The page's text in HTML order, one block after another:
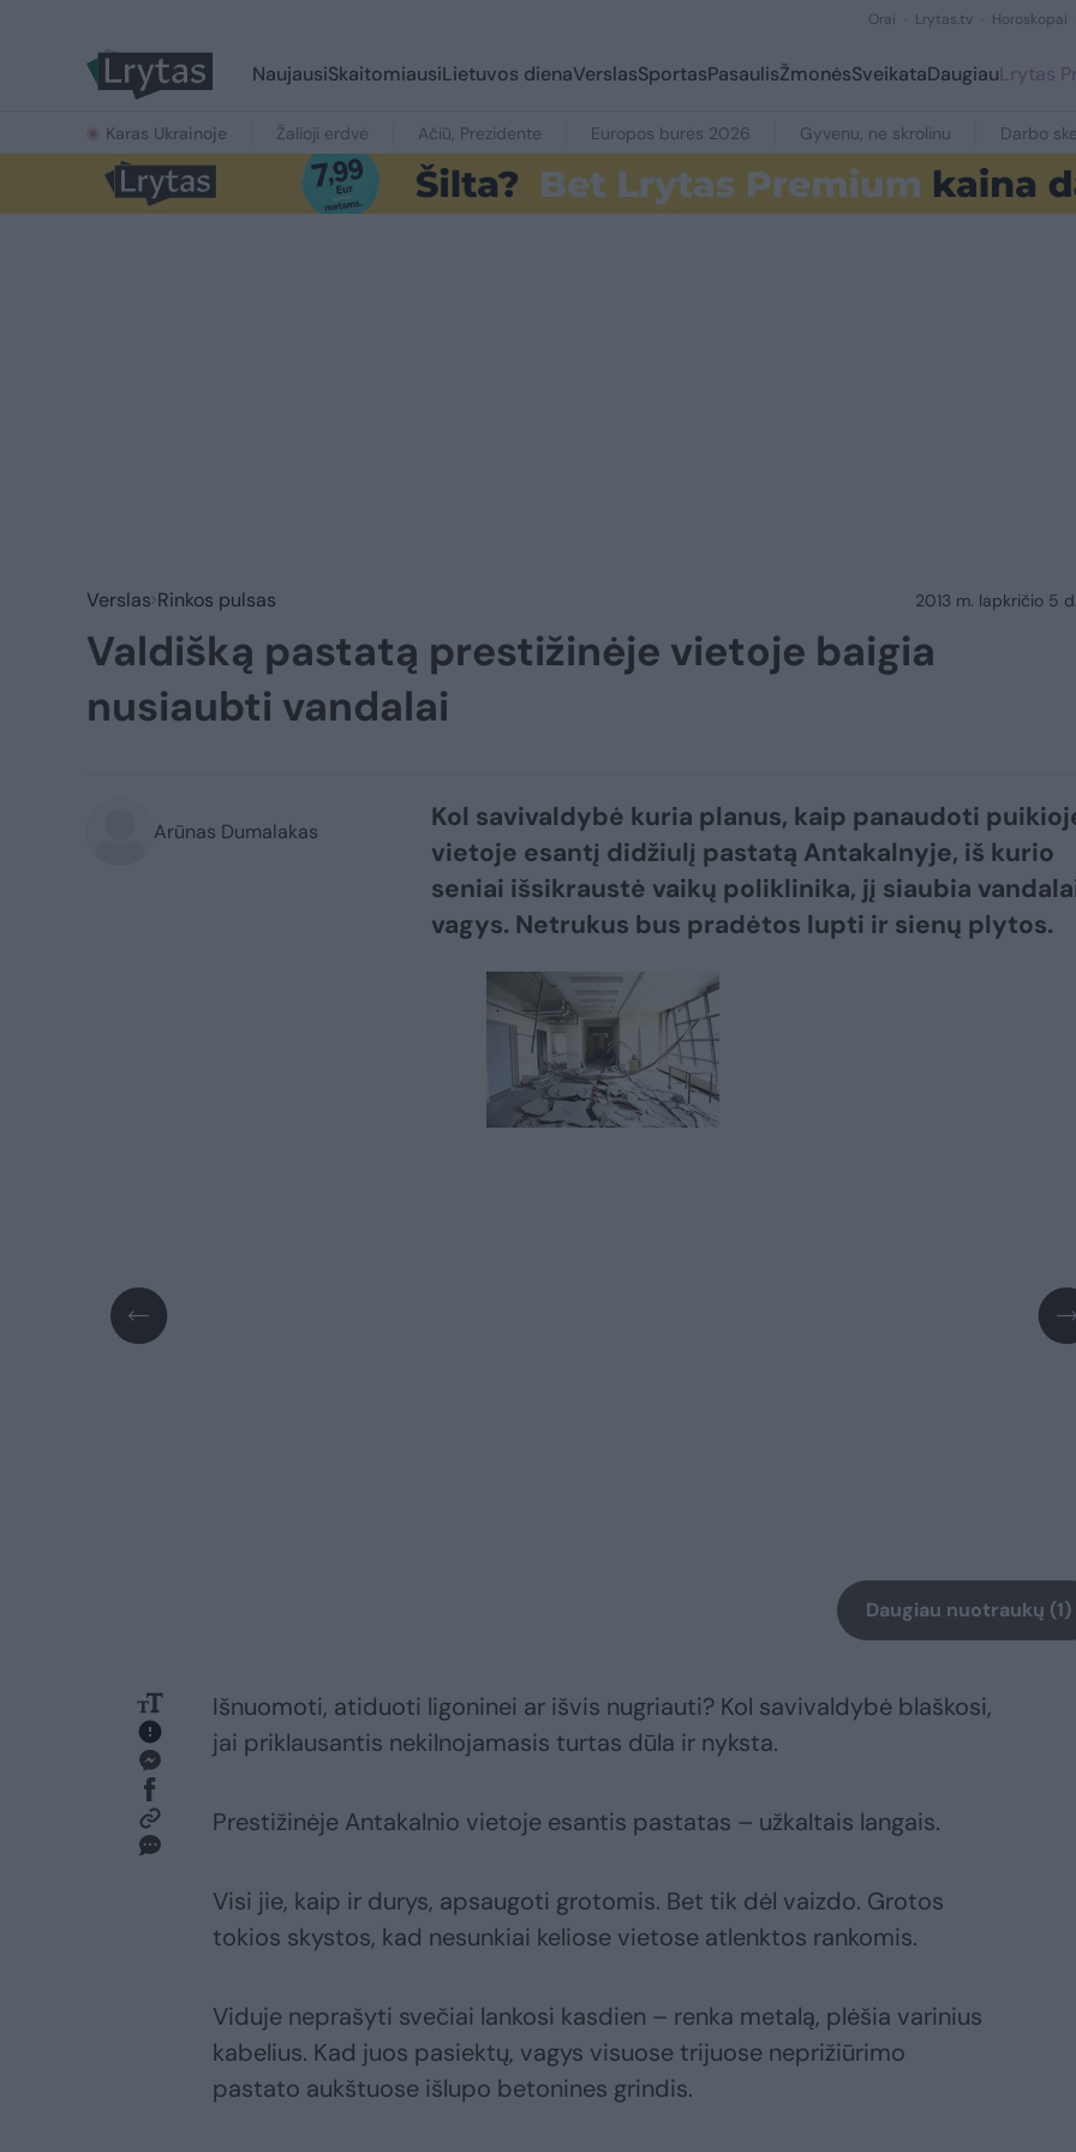
Orai Lrytas.tv Horoskopai
NaujausiSkaitomiausiLietuvos dienaVerslasSportasPasaulisŽmonėsSveikataDaugiauLrytas
Karas Ukrainoje Žalioji erdvė Ačiū, Prezidente Europos burės 2026 Gyvenu, ne skrolinu Darbo
Verslas Rinkos pulsas 2013 m. lapkričio 5
Valdišką pastatą prestižinėje vietoje baigia
nusiaubti vandalai
Arūnas Dumalakas
Kol savivaldybė kuria planus, kaip panaudoti
vietoje esantį didžiulį pastatą Antakalnyje, iš kurio
seniai išsikraustė vaikų poliklinika, jį siaubia
vagys. Netrukus bus pradėtos lupti ir sienų plytos.
Daugiau nuotraukų (1)
Išnuomoti, atiduoti ligoninei ar išvis nugriauti? Kol savivaldybė blaškosi,
jai priklausantis nekilnojamasis turtas dūla ir nyksta.
Prestižinėje Antakalnio vietoje esantis pastatas – užkaltais langais.
Visi jie, kaip ir durys, apsaugoti grotomis. Bet tik dėl vaizdo. Grotos
tokios skystos, kad nesunkiai keliose vietose atlenktos rankomis.
Viduje neprašyti svečiai lankosi kasdien – renka metalą, plėšia varinius
kabelius. Kad juos pasiektų, vagys visuose trijuose neprižiūrimo
pastato aukštuose išlupo betonines grindis.